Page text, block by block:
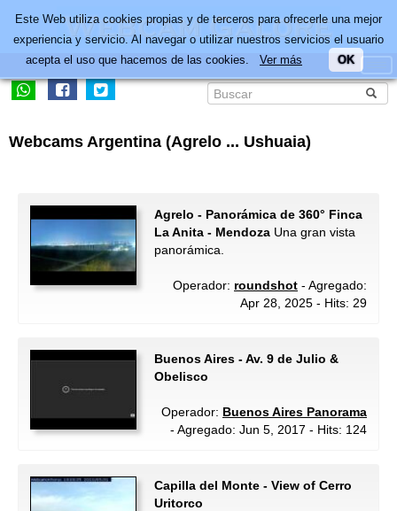
Webcams Argentina (Agrelo ... Ushuaia)
Agrelo - Panorámica de 360° Finca
La Anita - Mendoza Una gran vista
panorámica.
Operador: roundshot - Agregado:
Apr 28, 2025 - Hits: 29
Buenos Aires - Av. 9 de Julio &
Obelisco
Operador: Buenos Aires Panorama
- Agregado: Jun 5, 2017 - Hits: 124
Capilla del Monte - View of Cerro
Uritorco
Este Web utiliza cookies propias y de terceros para ofrecerle una mejor
experiencia y servicio. Al navegar o utilizar nuestros servicios el usuario
acepta el uso que hacemos de las cookies. Ver más OK